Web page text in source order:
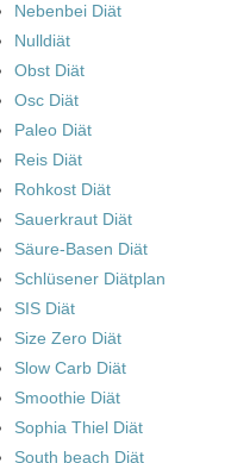
Nebenbei Diät
Nulldiät
Obst Diät
Osc Diät
Paleo Diät
Reis Diät
Rohkost Diät
Sauerkraut Diät
Säure-Basen Diät
Schlüsener Diätplan
SIS Diät
Size Zero Diät
Slow Carb Diät
Smoothie Diät
Sophia Thiel Diät
South beach Diät